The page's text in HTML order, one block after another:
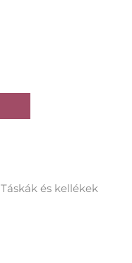
Táskák és kellékek